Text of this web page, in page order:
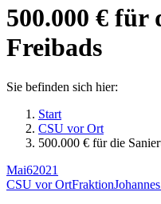
500.000 € für
Freibads
Sie befinden sich hier:
Start
CSU vor Ort
500.000 € für die
Mai62021
CSU vor OrtFraktion